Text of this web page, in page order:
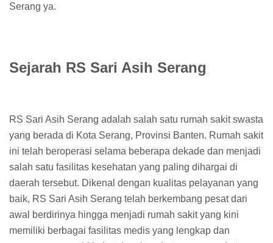
Serang ya.
Sejarah RS Sari Asih Serang
RS Sari Asih Serang adalah salah satu rumah sakit swasta
yang berada di Kota Serang, Provinsi Banten. Rumah sakit
ini telah beroperasi selama beberapa dekade dan menjadi
salah satu fasilitas kesehatan yang paling dihargai di
daerah tersebut. Dikenal dengan kualitas pelayanan yang
baik, RS Sari Asih Serang telah berkembang pesat dari
awal berdirinya hingga menjadi rumah sakit yang kini
memiliki berbagai fasilitas medis yang lengkap dan